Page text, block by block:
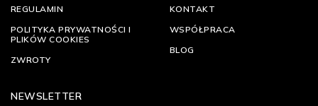
REGULAMIN
POLITYKA PRYWATNOŚCI I
PLIKÓW COOKIES
ZWROTY
KONTAKT
WSPÓŁPRACA
BLOG
NEWSLETTER